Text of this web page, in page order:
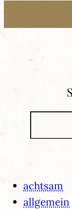
achtsam
allgemein